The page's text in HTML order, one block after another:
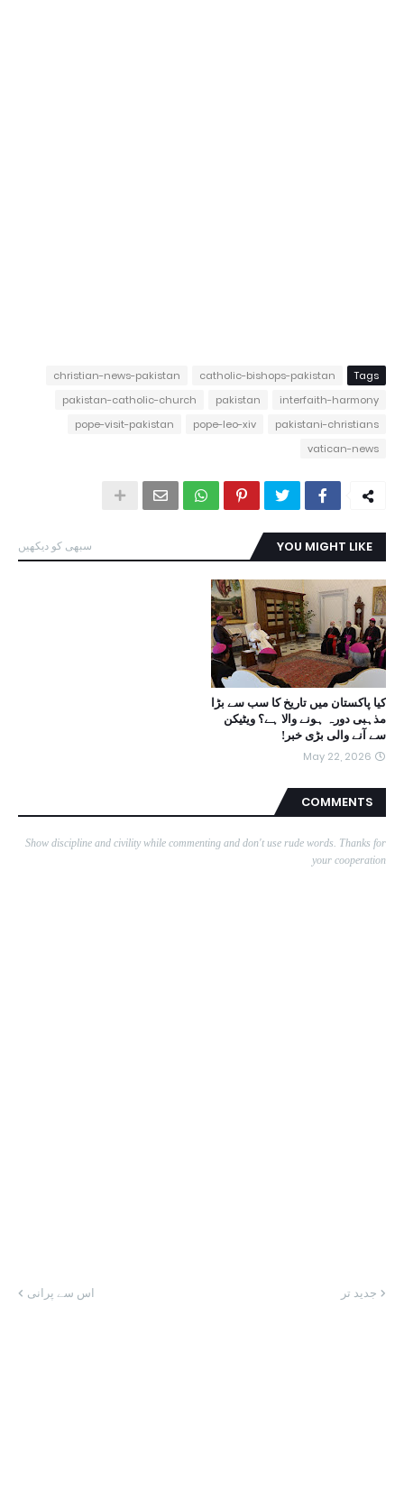
Tags
catholic-bishops-pakistan
christian-news-pakistan
interfaith-harmony
pakistan
pakistan-catholic-church
pakistani-christians
pope-leo-xiv
pope-visit-pakistan
vatican-news
YOU MIGHT LIKE سبھی کو دیکھیں
کیا پاکستان میں تاریخ کا سب سے بڑا
مذہبی دورہ ہونے والا ہے؟ ویٹیکن
سے آنے والی بڑی خبر!
May 22, 2026
COMMENTS
Show discipline and civility while commenting and don't use rude words. Thanks for
your cooperation
جدید تر اس سے پرانی